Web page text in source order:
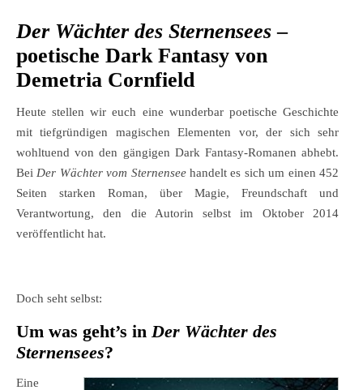
Der Wächter des Sternensees –
poetische Dark Fantasy von
Demetria Cornfield
Heute stellen wir euch eine wunderbar poetische Geschichte
mit tiefgründigen magischen Elementen vor, der sich sehr
wohltuend von den gängigen Dark Fantasy-Romanen abhebt.
Bei Der Wächter vom Sternenseehandelt es sich um einen 452
Seiten starken Roman, über Magie, Freundschaft und
Verantwortung, den die Autorin selbst im Oktober 2014
veröffentlicht hat.
Doch seht selbst:
Um was geht’s in Der Wächter des
Sternensees?
Eine